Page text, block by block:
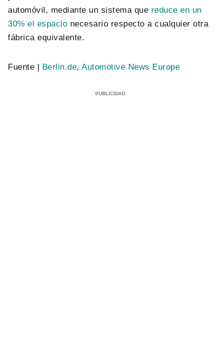
automóvil, mediante un sistema que reduce en un
30% el espacio necesario respecto a cualquier otra
fábrica equivalente.
Fuente | Berlin.de,Automotive News Europe